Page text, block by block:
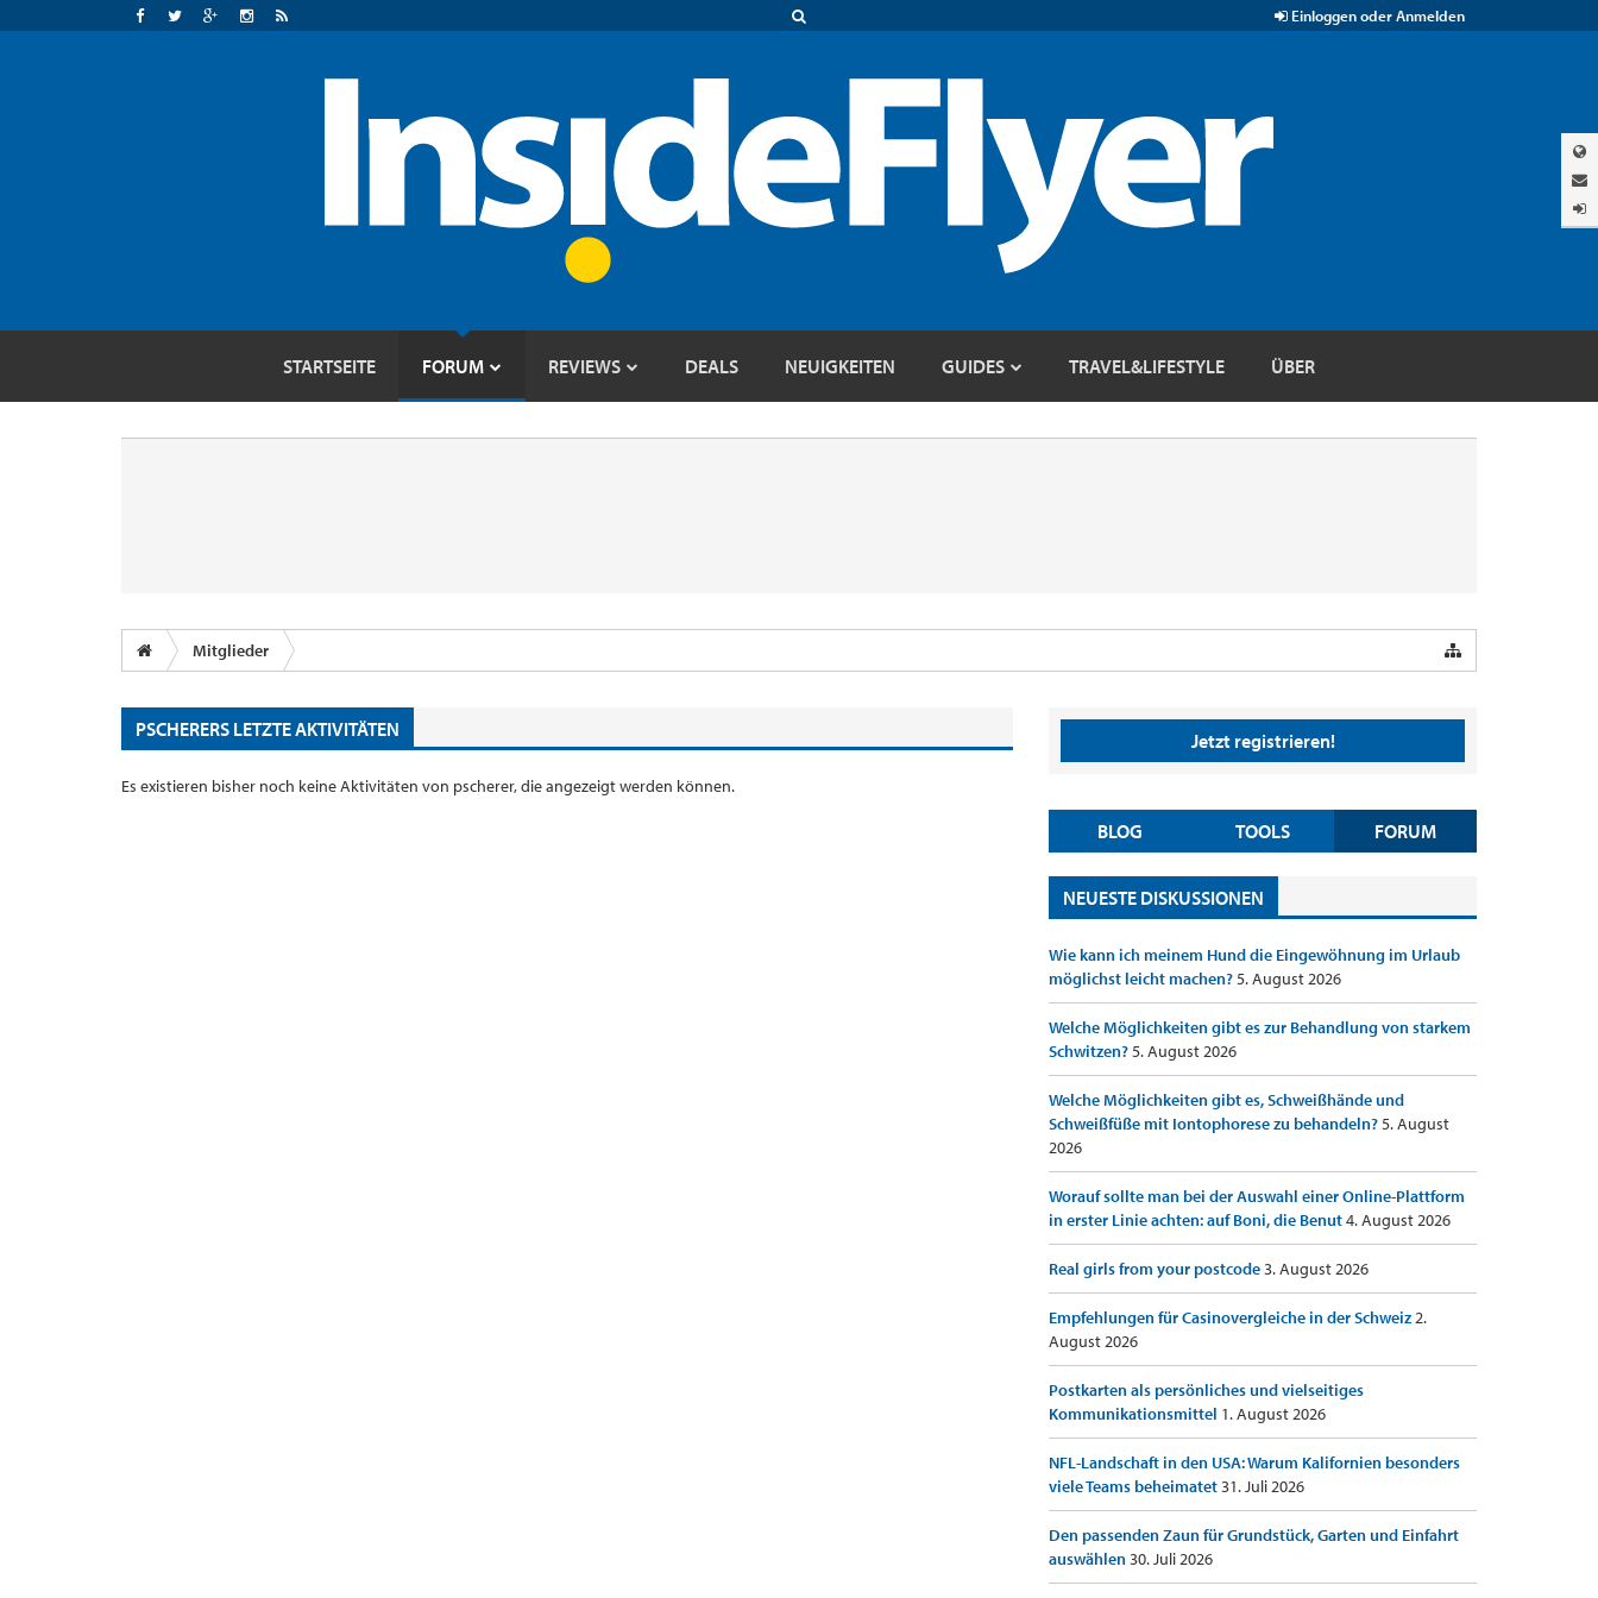
Einloggen oder Anmelden
STARTSEITE FORUM REVIEWS DEALS NEUIGKEITEN GUIDES TRAVEL&LIFESTYLE ÜBER
Mitglieder
PSCHERERS LETZTE AKTIVITÄTEN
Es existieren bisher noch keine Aktivitäten von pscherer, die angezeigt werden können.
Jetzt registrieren!
BLOG TOOLS FORUM
NEUESTE DISKUSSIONEN
Wie kann ich meinem Hund die Eingewöhnung im Urlaub
möglichst leicht machen?5. August 2026
Welche Möglichkeiten gibt es zur Behandlung von starkem
Schwitzen?5. August 2026
Welche Möglichkeiten gibt es, Schweißhände und
Schweißfüße mit Iontophorese zu behandeln?5. August
2026
Worauf sollte man bei der Auswahl einer Online-Plattform
in erster Linie achten: auf Boni, die Benut4. August 2026
Real girls from your postcode3. August 2026
Empfehlungen für Casinovergleiche in der Schweiz2.
August 2026
Postkarten als persönliches und vielseitiges
Kommunikationsmittel 1. August 2026
NFL-Landschaft in den USA: Warum Kalifornien besonders
viele Teams beheimatet31. Juli 2026
Den passenden Zaun für Grundstück, Garten und Einfahrt
auswählen30. Juli 2026